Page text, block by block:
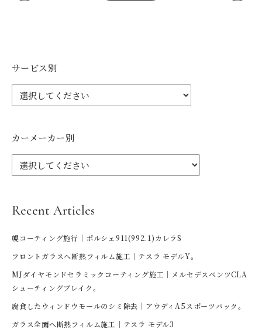
サービス別
カーメーカー別
Recent Articles
幌コーティング施行｜ポルシェ911(992.1)カレラS
フロントガラスへ断熱フィルム施工｜テスラ モデルY。
MJダイヤモンドセラミックコーティング施工｜メルセデスベンツCLA
シューティングブレイク。
腐食したウィンドウモールのシミ除去｜アウディA5スポーツバック。
ガラス全面へ断熱フィルム施工｜テスラ モデル3